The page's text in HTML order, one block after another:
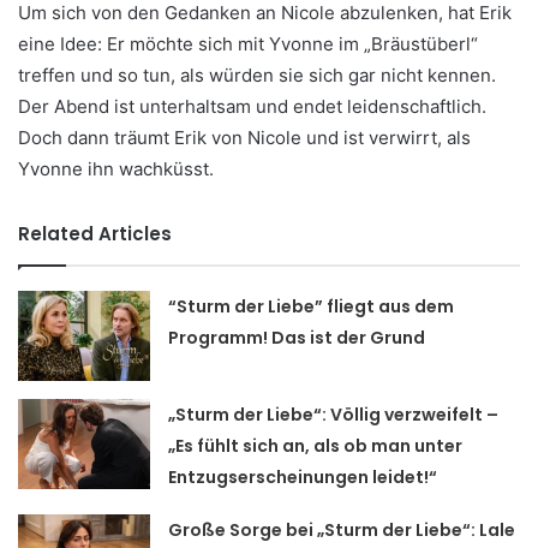
Um sich von den Gedanken an Nicole abzulenken, hat Erik
eine Idee: Er möchte sich mit Yvonne im „Bräustüberl“
treffen und so tun, als würden sie sich gar nicht kennen.
Der Abend ist unterhaltsam und endet leidenschaftlich.
Doch dann träumt Erik von Nicole und ist verwirrt, als
Yvonne ihn wachküsst.
Related Articles
“Sturm der Liebe” fliegt aus dem
Programm! Das ist der Grund
„Sturm der Liebe“: Völlig verzweifelt –
„Es fühlt sich an, als ob man unter
Entzugserscheinungen leidet!“
Große Sorge bei „Sturm der Liebe“: Lale